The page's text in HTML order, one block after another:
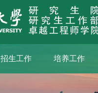
招生工作 培养工作